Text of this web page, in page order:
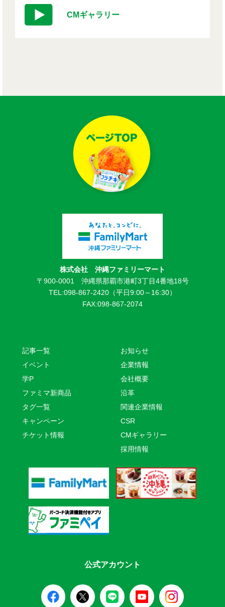
CMギャラリー
株式会社 沖縄ファミリーマート
〒900-0001 沖縄県那覇市港町3丁目4番地18号
TEL:098-867-2420（平日9:00～16:30）
FAX:098-867-2074
記事一覧
イベント
学P
ファミマ新商品
タグ一覧
キャンペーン
チケット情報
お知らせ
企業情報
会社概要
沿革
関連企業情報
CSR
CMギャラリー
採用情報
公式アカウント